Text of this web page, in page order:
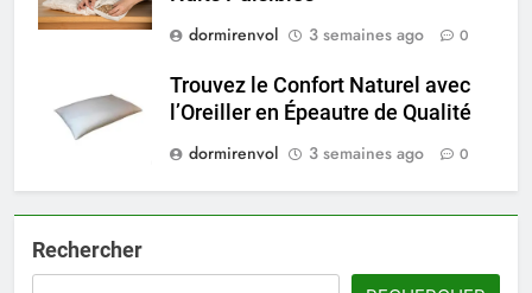
dormirenvol
3 semaines ago 0
Trouvez le Confort Naturel avec
l’Oreiller en Épeautre de Qualité
dormirenvol
3 semaines ago 0
Rechercher